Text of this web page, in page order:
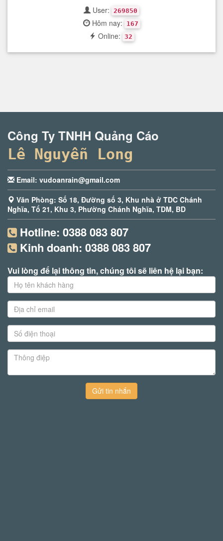
User: 269850
Hôm nay: 167
Online: 32
Công Ty TNHH Quảng Cáo
Lê Nguyễn Long
Email: vudoanrain@gmail.com
Văn Phòng: Số 18, Đường số 3, Khu nhà ở TDC Chánh
Nghĩa, Tổ 21, Khu 3, Phường Chánh Nghĩa, TDM, BD
Hotline: 0388 083 807
Kinh doanh: 0388 083 807
Vui lòng để lại thông tin, chúng tôi sẽ liên hệ lại bạn:
Gửi tin nhắn